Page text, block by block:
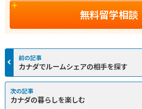
無料留学相談
カナダでルームシェアの相手を探す
カナダの暮らしを楽しむ